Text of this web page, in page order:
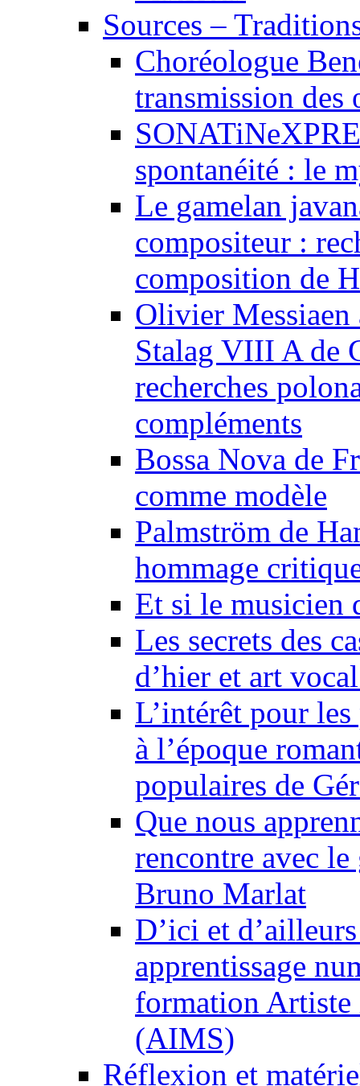
Sources –
Choréologue
transmission des
spontanéité : le
Le gamelan
compositeur :
composition de
Olivier Messiaen
Stalag VIII A de
recherches
compléments
Bossa Nova de
comme modèle
Palmström de
hommage
Et si le musicien
Les secrets des
d’hier et art
L’intérêt pour
à l’époque
populaires de
Que nous
rencontre avec
Bruno Marlat
D’ici et
apprentissage
formation Artiste
(AIMS)
Réflexion et